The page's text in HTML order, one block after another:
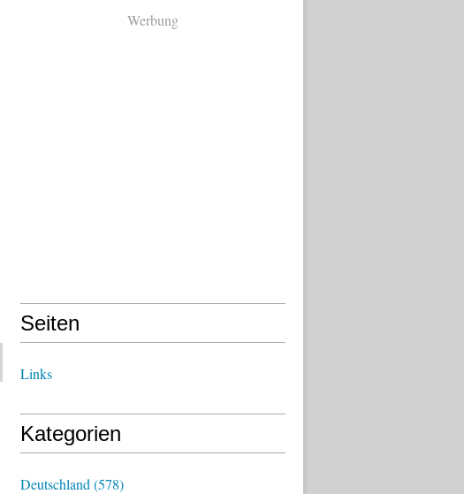
Werbung
Seiten
Links
Kategorien
Deutschland (578)